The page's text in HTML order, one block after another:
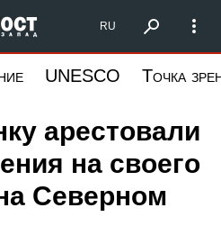
Северо-Запад
RU
UNESCO Точка
арестовали
на своего
Северном